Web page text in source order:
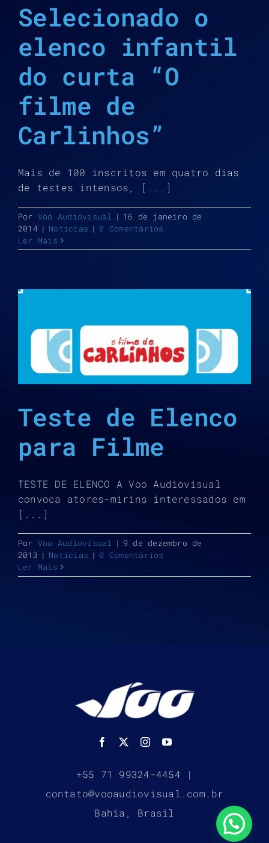
Selecionado o
elenco infantil
do curta “O
filme de
Carlinhos”
Mais de 100 inscritos em quatro dias
de testes intensos, [...]
Por Voo Audiovisual | 16 de janeiro de
2014 | Notícias | 0 Comentários
Ler Mais
Teste de Elenco
para Filme
TESTE DE ELENCO A Voo Audiovisual
convoca atores-mirins interessados em
[...]
Por Voo Audiovisual | 9 de dezembro de
2013 | Notícias | 0 Comentários
Ler Mais
+55 71 99324-4454 |
contato@vooaudiovisual.com.br
Bahia, Brasil